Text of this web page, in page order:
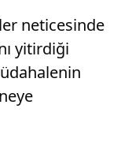
neticesinde
yitirdiği